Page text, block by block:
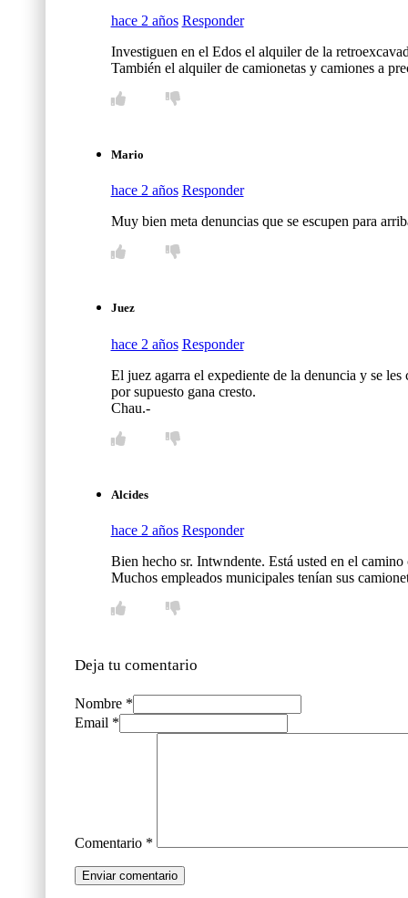
hace 2 años Responder
Investiguen en el Edos el alquiler de la
También el alquiler de camionetas y camiones a
Mario
hace 2 años Responder
Muy bien meta denuncias que se escupen para
Juez
hace 2 años Responder
El juez agarra el expediente de la denuncia y se
por supuesto gana cresto.
Chau.-
Alcides
hace 2 años Responder
Bien hecho sr. Intwndente. Está usted en el camino
Muchos empleados municipales tenían sus
Deja tu comentario
Nombre *
Email *
Comentario *